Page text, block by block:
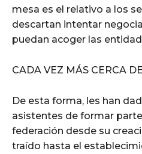
mesa es el relativo a los
descartan intentar
puedan acoger las
CADA VEZ MÁS CERCA
De esta forma, les han
asistentes de formar
federación desde su
traído hasta el